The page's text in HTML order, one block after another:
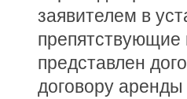
заявителем в
препятствующие
представлен
договору аренды